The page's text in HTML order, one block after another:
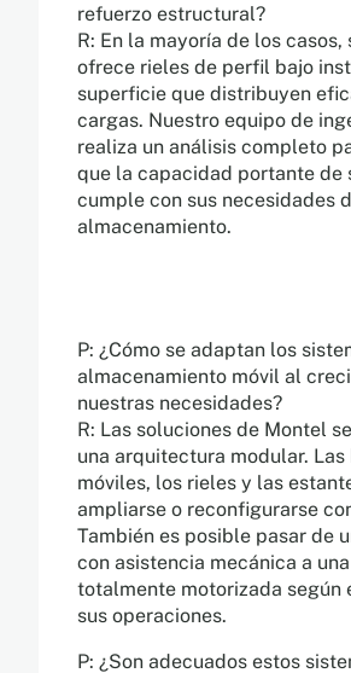
refuerzo estructural?
R: En la mayoría de los casos,
ofrece rieles de perfil bajo
superficie que distribuyen
cargas. Nuestro equipo de
realiza un análisis completo
que la capacidad portante de
cumple con sus necesidades
almacenamiento.
P: ¿Cómo se adaptan los
almacenamiento móvil al
nuestras necesidades?
R: Las soluciones de Montel
una arquitectura modular. Las
móviles, los rieles y las
ampliarse o reconfigurarse
También es posible pasar de
con asistencia mecánica a
totalmente motorizada según
sus operaciones.
P: ¿Son adecuados estos